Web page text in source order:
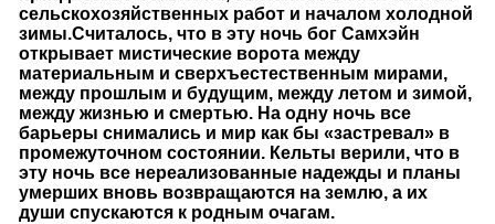
сельскохозяйственных работ и началом холодной
зимы.Считалось, что в эту ночь бог Самхэйн
открывает мистические ворота между
материальным и сверхъестественным мирами,
между прошлым и будущим, между летом и зимой,
между жизнью и смертью. На одну ночь все
барьеры снимались и мир как бы «застревал» в
промежуточном состоянии. Кельты верили, что в
эту ночь все нереализованные надежды и планы
умерших вновь возвращаются на землю, а их
души спускаются к родным очагам.